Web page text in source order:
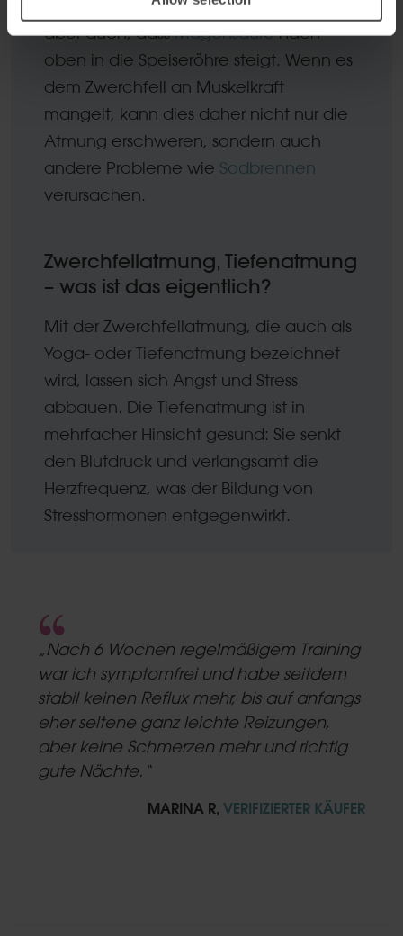
wird zum Einatmen benötigt, verhindert
aber auch, dassMagensäurenach
oben in die Speiseröhre steigt. Wenn es
dem Zwerchfell an Muskelkraft
mangelt, kann dies daher nicht nur die
Atmung erschweren, sondern auch
andere Probleme wie Sodbrennen
verursachen.
Zwerchfellatmung, Tiefenatmung
– was ist das eigentlich?
Mit der Zwerchfellatmung, die auch als
Yoga- oder Tiefenatmung bezeichnet
wird, lassen sich Angst und Stress
abbauen. Die Tiefenatmung ist in
mehrfacher Hinsicht gesund: Sie senkt
den Blutdruck und verlangsamt die
Herzfrequenz, was der Bildung von
Stresshormonen entgegenwirkt.
rating
„Nach 6 Wochen regelmäßigem Training
war ich symptomfrei und habe seitdem
stabil keinen Reflux mehr, bis auf anfangs
eher seltene ganz leichte Reizungen,
aber keine Schmerzen mehr und richtig
gute Nächte.“
MARINA R, VERIFIZIERTER KÄUFER